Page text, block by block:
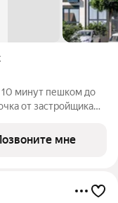
минут пешком до
от застройщика
ЖК «Яркий» у
мне